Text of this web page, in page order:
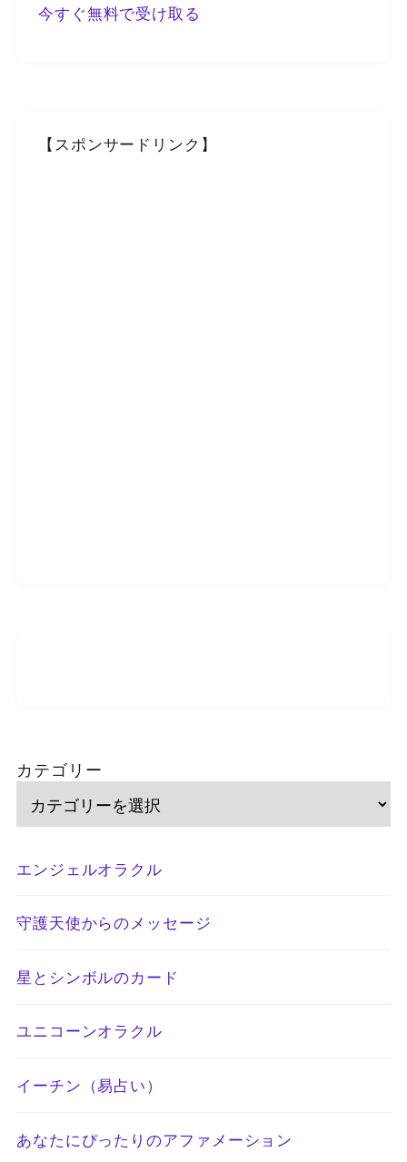
今すぐ無料で受け取る
【スポンサードリンク】
カテゴリー
エンジェルオラクル
守護天使からのメッセージ
星とシンボルのカード
ユニコーンオラクル
イーチン（易占い）
あなたにぴったりのアファメーション